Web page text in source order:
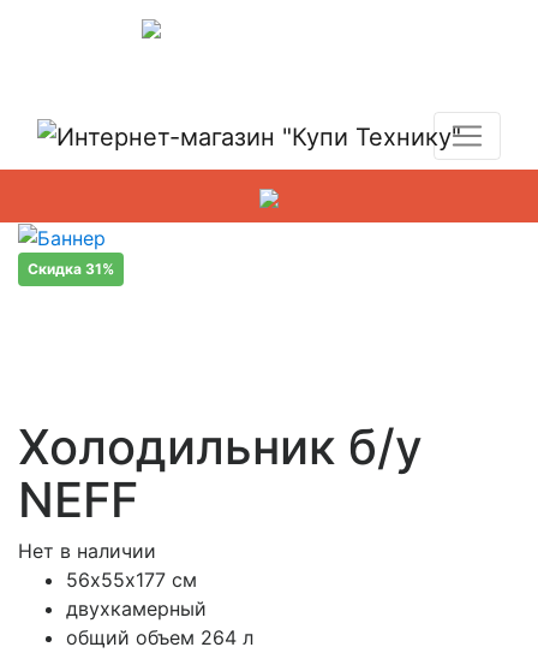
Скидка 31%
Холодильник б/у
NEFF
Нет в наличии
56х55х177 см
двухкамерный
общий объем 264 л